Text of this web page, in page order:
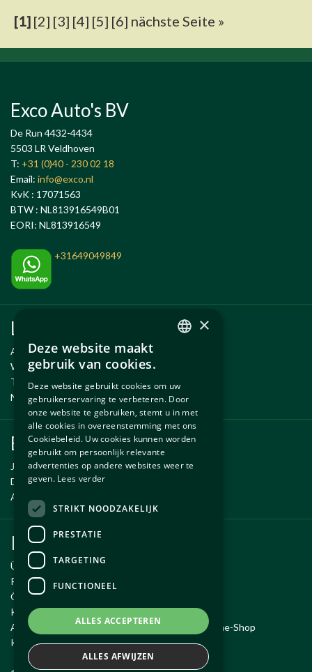
[1] [2] [3] [4] [5] [6] nächste Seite »
Exco Auto's BV
De Run 4432-4434
5503 LR Veldhoven
T: +31 (0)40 - 230 02 18
Email: info@exco.nl
KvK : 17071563
BTW : NL813916549B01
EORI: NL813916549
+31649049849
Links
Anlässe
Wartung und Reparatur
Temporäre Fahrzeug
Neue und gebrauchte erzsatzteile
Ersatzteile
Jaguar ersatzteile
Daimler ersatzteile
Aston Martin ersatzteile
Kundendienst
Über Autobetrieb Exco
Reiseroute
Öffnungszeiten
Kontakt
Allgemeine Geschäftsbedingungen für den Online-Shop
Kauf widerrufen
×
Deze website maakt
gebruik van cookies.
Deze website gebruikt cookies om uw
gebruikerservaring te verbeteren. Door
onze website te gebruiken, stemt u in met
alle cookies in overeenstemming met ons
Cookiebeleid. Uw cookies kunnen worden
gebruikt om persoonlijk relevante
advertenties op andere websites weer te
geven. Lees verder
STRIKT NOODZAKELIJK
PRESTATIE
TARGETING
FUNCTIONEEL
ALLES ACCEPTEREN
ALLES AFWIJZEN